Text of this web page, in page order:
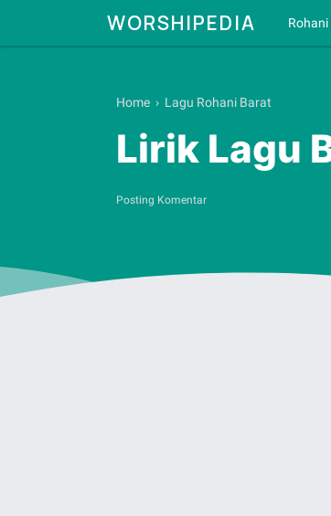
WORSHIPEDIA
Home › Lagu Rohani Barat
Lirik Lagu
Posting Komentar